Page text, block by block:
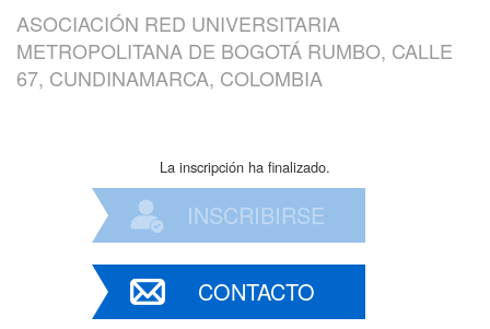
ASOCIACIÓN RED UNIVERSITARIA
METROPOLITANA DE BOGOTÁ RUMBO, CALLE
67, CUNDINAMARCA, COLOMBIA
La inscripción ha finalizado.
INSCRIBIRSE
CONTACTO